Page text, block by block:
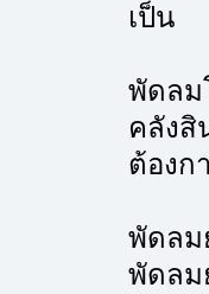
เป็น
พัดลม
คลังสิ
ต้องก
พัดลม
พัดลม